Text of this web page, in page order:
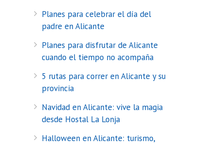
Planes para celebrar el día del
padre en Alicante
Planes para disfrutar de Alicante
cuando el tiempo no acompaña
5 rutas para correr en Alicante y su
provincia
Navidad en Alicante: vive la magia
desde Hostal La Lonja
Halloween en Alicante: turismo,